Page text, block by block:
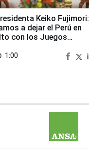
Keiko Fujimori:
a dejar el Perú en
con los Juegos
1:00